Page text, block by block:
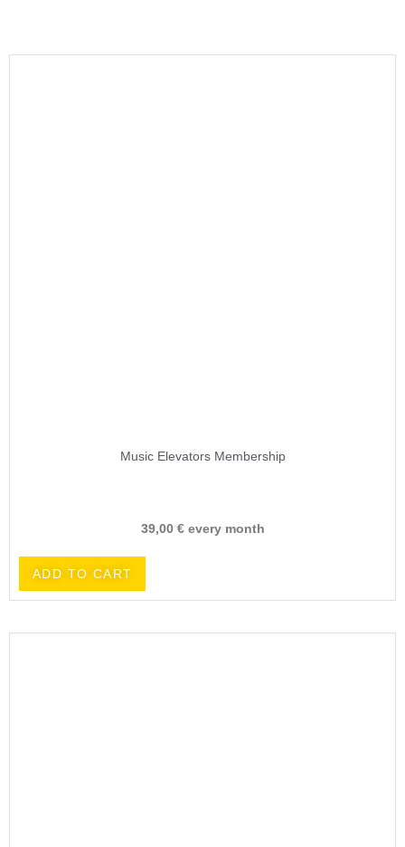
Music Elevators Membership
39,00 €every month
ADD TO CART